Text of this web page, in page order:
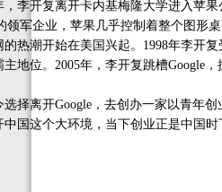
开复离开卡内基梅隆大学进入苹果
领军企业，苹果几乎控制着整个图形
的热潮开始在美国兴起。1998年李开
地位。2005年，李开复跳槽Google
离开Google，去创办一家以青年创
中国这个大环境，当下创业正是中国时